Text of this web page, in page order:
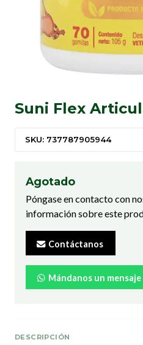
Suni Flex
SKU: 737787905944
Agotado
Póngase en contacto con
información sobre este
Contáctanos
Mándanos un mensaje
DESCRIPCIÓN